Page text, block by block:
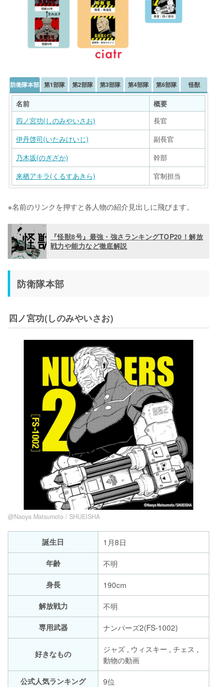
防衛隊本部
名前
概要
四ノ宮功(しのみやいさお)
長官
伊丹啓司(いたみけいじ)
副長官
乃木坂(のぎざか)
幹部
来栖アキラ(くるすあきら)
官制担当
第1部隊
鳴海弦(なるみげん)
隊長
長谷川エイジ(はせがわえいじ)
東雲りん(しののめりん)
第2部隊
五十嵐ジュラ(いがらしじゅら)
隊長
四ノ宮ヒカリ(しのみやひかり)
第3部隊
日比野カフカ(ひびのかふか)
隊員
亜白ミナ(あしろみな)
隊長
保科宗四郎(ほしなそうしろう)
四ノ宮キコル(しのみやきこる)
古橋伊春(ふるはしいはる)
神楽木葵(かぐらぎあおい)
隊員
小此木このみ(おこのぎこのみ)
オペレーター
斑鳩亮(いかるがりょう)
小隊長
中之島タエ(なかのしまたえ)
小隊長
水無瀬あかり(みなせあかり)
隊員
海老名(えびな)
小隊長
第4部隊
緒方ジュウゴ(おがたじゅうご)
隊長
トーコ
第6部隊
保科宗一郎(ほしなそういちろう)
隊長
怪獣
怪獣1号
討伐済み識別怪獣
怪獣2号
討伐済み識別怪獣
怪獣6号
討伐済み識別怪獣
怪獣9号
怪獣11号
討伐済み識別怪獣
怪獣12号
討伐済み識別怪獣
討伐済み識別怪獣
討伐済み識別怪獣
討伐済み識別怪獣
※名前のリンクを押すと各人物の紹介見出しに飛びます。
『怪獣8号』最強・強さランキングTOP20！解放
戦力や能力など徹底解説
防衛隊本部
四ノ宮功(しのみやいさお)
@Naoya Matsumoto / SHUEISHA
誕生日
1月8日
年齢
不明
身長
190cm
解放戦力
不明
専用武器
ナンバーズ2(FS-1002)
好きなもの
ジャズ , ウィスキー , チェス ,
動物の動画
公式人気ランキング
9位